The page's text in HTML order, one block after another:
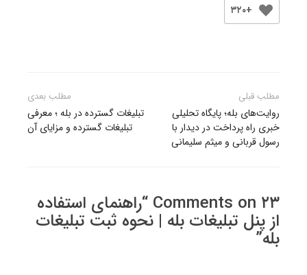
+۳۲۰
راهبری
نوشته
مطلب قبلی
روایت‌های بله؛ پایگاه تحلیلی
خبری راه پرداخت در دیدار با
رسول قربانی و میثم سلیمانی
مطلب بعدی
تبلیغات گسترده در بله ؛ معرفی
تبلیغات گسترده و مزایای آن
۲۳ Comments on “راهنمای استفاده
از پنل تبلیغات بله | نحوه ثبت تبلیغات
بله”